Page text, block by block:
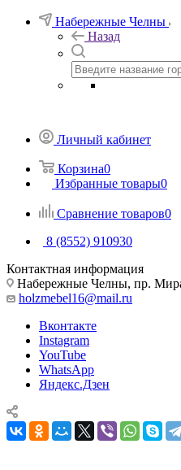
Набережные Челны
Назад
Личный кабинет
Корзина0
Избранные товары0
Сравнение товаров0
8 (8552) 910930
Контактная информация
Набережные Челны, пр.
holzmebel16@mail.ru
Вконтакте
Instagram
YouTube
WhatsApp
Яндекс.Дзен